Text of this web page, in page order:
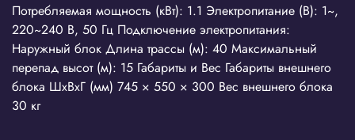
Потребляемая мощность (кВт): 1.1 Электропитание (В): 1~,
220~240 В, 50 Гц Подключение электропитания:
Наружный блок Длина трассы (м): 40 Максимальный
перепад высот (м): 15 Габариты и Вес Габариты внешнего
блока ШхВхГ (мм) 745 × 550 × 300 Вес внешнего блока
30 кг